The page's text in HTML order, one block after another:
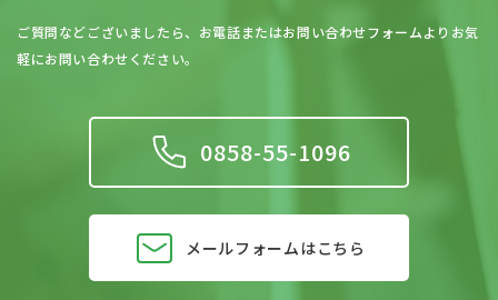
ご質問などございましたら、 お電話またはお問い合わせフォームよりお気
軽にお問い合わせください。
0858-55-1096
メールフォームはこちら